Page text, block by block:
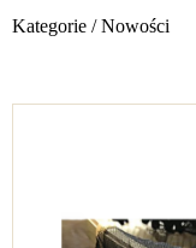
Kategorie / Nowości